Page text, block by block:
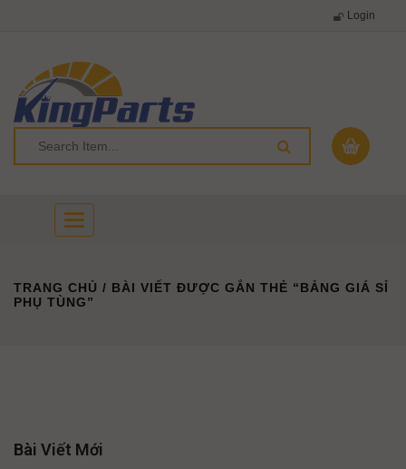
Login
Toggle
navigation
TRANG CHỦ / BÀI VIẾT ĐƯỢC GẮN THẺ “BẢNG GIÁ SỈ
PHỤ TÙNG”
Bài Viết Mới